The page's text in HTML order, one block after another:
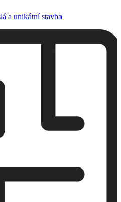
a unikátní stavba